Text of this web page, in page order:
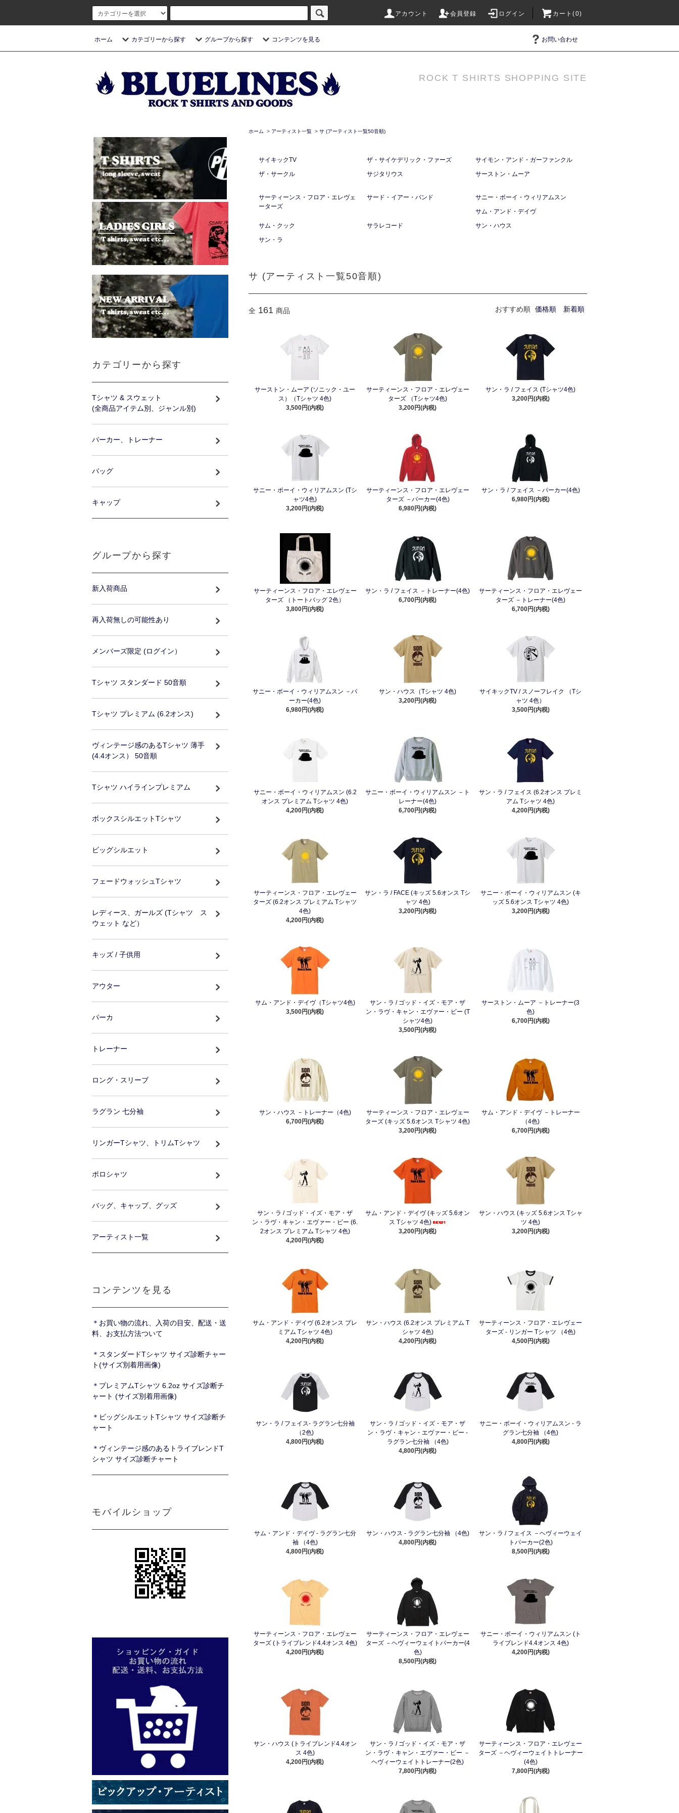
アカウント 会員登録 ログイン カート(0)
ホーム カテゴリーから探す グループから探す コンテンツを見る お問い合わせ
ROCK T SHIRTS SHOPPING SITE
ホーム > アーティスト一覧 > サ (アーティスト一覧50音順)
サイキックTV ザ・サイケデリック・ファーズ
サイモン・アンド・ガーファンクル
ザ・サークル
サジタリウス サーストン・ムーア
サーティーンス・フロア・エレヴェ
ーターズ
サード・イアー・バンド
サニー・ボーイ・ウィリアムスン
サム・アンド・デイヴ
サム・クック
サラレコード
サン・ハウス
サン・ラ
サ (アーティスト一覧50音順)
全 161 商品 おすすめ順 価格順 新着順
サーストン・ムーア (ソニック・ユー
ス）（Tシャツ 4色)
3,500円(内税)
サーティーンス・フロア・エレヴェー
ターズ （Tシャツ4色)
3,200円(内税)
サン・ラ / フェイス (Tシャツ4色)
3,200円(内税)
サニー・ボーイ・ウィリアムスン (Tシ
ャツ4色)
3,200円(内税)
サーティーンス・フロア・エレヴェー
ターズ －パーカー(4色)
6,980円(内税)
サン・ラ / フェイス －パーカー(4色)
6,980円(内税)
サーティーンス・フロア・エレヴェー
ターズ （トートバッグ 2色）
3,800円(内税)
サン・ラ / フェイス －トレーナー(4色)
6,700円(内税)
サーティーンス・フロア・エレヴェー
ターズ －トレーナー(4色)
6,700円(内税)
サニー・ボーイ・ウィリアムスン －パ
ーカー(4色)
6,980円(内税)
サン・ハウス（Tシャツ 4色)
3,200円(内税)
サイキックTV / スノーフレイク （Tシ
ャツ 4色）
3,500円(内税)
サニー・ボーイ・ウィリアムスン (6.2
オンス プレミアム Tシャツ 4色)
4,200円(内税)
サニー・ボーイ・ウィリアムスン －ト
レーナー(4色)
6,700円(内税)
サン・ラ / フェイス (6.2オンス プレミ
アム Tシャツ 4色)
4,200円(内税)
サーティーンス・フロア・エレヴェー
ターズ (6.2オンス プレミアム Tシャツ
4色)
4,200円(内税)
サン・ラ / FACE (キッズ 5.6オンス Tシ
ャツ 4色)
3,200円(内税)
サニー・ボーイ・ウィリアムスン (キ
ッズ 5.6オンス Tシャツ 4色)
3,200円(内税)
サム・アンド・デイヴ（Tシャツ4色)
3,500円(内税)
サン・ラ / ゴッド・イズ・モア・ザ
ン・ラヴ・キャン・エヴァー・ビー (T
シャツ4色)
3,500円(内税)
サーストン・ムーア －トレーナー(3
色)
6,700円(内税)
サン・ハウス －トレーナー（4色)
6,700円(内税)
サーティーンス・フロア・エレヴェー
ターズ (キッズ 5.6オンス Tシャツ 4色)
3,200円(内税)
サム・アンド・デイヴ －トレーナー
（4色)
6,700円(内税)
サン・ラ / ゴッド・イズ・モア・ザ
ン・ラヴ・キャン・エヴァー・ビー (6.
2オンス プレミアム Tシャツ 4色)
4,200円(内税)
サム・アンド・デイヴ (キッズ 5.6オン
ス Tシャツ 4色)
3,200円(内税)
サン・ハウス (キッズ 5.6オンス Tシャ
ツ 4色)
3,200円(内税)
サム・アンド・デイヴ (6.2オンス プレ
ミアム Tシャツ 4色)
4,200円(内税)
サン・ハウス (6.2オンス プレミアム T
シャツ 4色)
4,200円(内税)
サーティーンス・フロア・エレヴェー
ターズ - リンガー Tシャツ （4色)
4,500円(内税)
サン・ラ / フェイス- ラグラン七分袖
（2色)
4,800円(内税)
サン・ラ / ゴッド・イズ・モア・ザ
ン・ラヴ・キャン・エヴァー・ビー -
ラグラン七分袖 （4色)
4,800円(内税)
サニー・ボーイ・ウィリアムスン - ラ
グラン七分袖 （4色)
4,800円(内税)
サム・アンド・デイヴ - ラグラン七分
袖 （4色)
4,800円(内税)
サン・ハウス - ラグラン七分袖 （4色)
4,800円(内税)
サン・ラ / フェイス －ヘヴィーウェイ
トパーカー(2色)
8,500円(内税)
サーティーンス・フロア・エレヴェー
ターズ (トライブレンド4.4オンス 4色)
4,200円(内税)
サーティーンス・フロア・エレヴェー
ターズ －ヘヴィーウェイトパーカー(4
色)
8,500円(内税)
サニー・ボーイ・ウィリアムスン (ト
ライブレンド4.4オンス 4色)
4,200円(内税)
サン・ハウス (トライブレンド4.4オン
ス 4色)
4,200円(内税)
サン・ラ / ゴッド・イズ・モア・ザ
ン・ラヴ・キャン・エヴァー・ビー －
ヘヴィーウェイトトレーナー(2色)
7,800円(内税)
サーティーンス・フロア・エレヴェー
ターズ －ヘヴィーウェイトトレーナー
(4色)
7,800円(内税)
カテゴリーから探す
Tシャツ & スウェット
(全商品アイテム別、ジャンル別)
パーカー、トレーナー
バッグ
キャップ
グループから探す
新入荷商品
再入荷無しの可能性あり
メンバーズ限定 (ログイン）
Tシャツ スタンダード 50音順
Tシャツ プレミアム (6.2オンス)
ヴィンテージ感のあるTシャツ 薄手
(4.4オンス） 50音順
Tシャツ ハイラインプレミアム
ボックスシルエットTシャツ
ビッグシルエット
フェードウォッシュTシャツ
レディース、ガールズ (Tシャツ ス
ウェット など）
キッズ / 子供用
アウター
パーカ
トレーナー
ロング・スリーブ
ラグラン 七分袖
リンガーTシャツ、トリムTシャツ
ポロシャツ
バッグ、キャップ、グッズ
アーティスト一覧
コンテンツを見る
＊お買い物の流れ、入荷の目安、配送・送
料、お支払方法ついて
＊スタンダードTシャツ サイズ診断チャー
ト(サイズ別着用画像)
＊プレミアムTシャツ 6.2oz サイズ診断チ
ャート (サイズ別着用画像)
＊ビッグシルエットTシャツ サイズ診断チ
ャート
＊ヴィンテージ感のあるトライブレンドT
シャツ サイズ診断チャート
モバイルショップ